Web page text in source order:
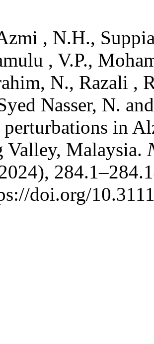
, N.H.,
, V.P.,
N., Razali ,
Nasser, N.
in
Valley, Malaysia.
doi.org/